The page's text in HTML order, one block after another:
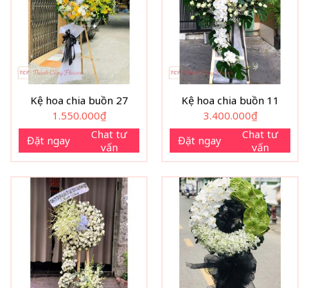
Kệ hoa chia buồn 27
1.550.000₫
Đặt ngay
Chat tư
vấn
Kệ hoa chia buồn 11
3.400.000₫
Đặt ngay
Chat tư
vấn